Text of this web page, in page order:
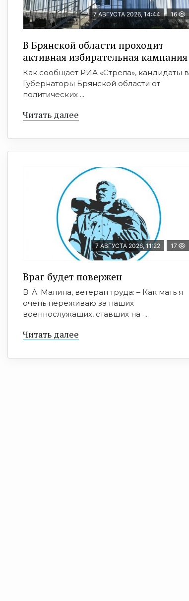
7 АВГУСТА 2026, 14:44 16
В Брянской области проходит
активная избирательная кампания
Как сообщает РИА «Стрела», кандидаты в
Губернаторы Брянской области от
политических ...
Читать далее
7 АВГУСТА 2026, 11:22 17
Враг будет повержен
В. А. Малина, ветеран труда: – Как мать я
очень переживаю за наших
военнослужащих, ставших на ...
Читать далее